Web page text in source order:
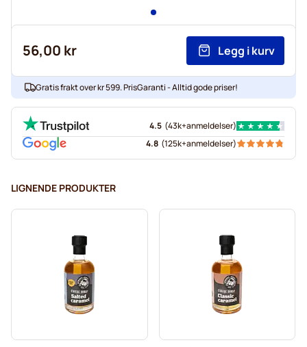
56,00 kr Legg i kurv
Gratis frakt over kr 599. PrisGaranti - Alltid gode priser!
4.5 (43k+anmeldelser)
4.8 (125k+anmeldelser)
LIGNENDE PRODUKTER